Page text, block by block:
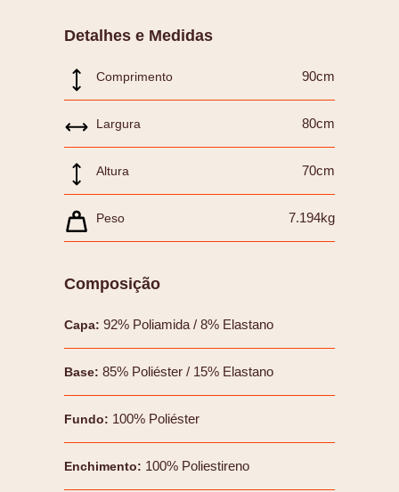
Detalhes e Medidas
Comprimento 90cm
Largura 80cm
Altura 70cm
Peso 7.194kg
Composição
Capa: 92% Poliamida / 8% Elastano
Base: 85% Poliéster / 15% Elastano
Fundo: 100% Poliéster
Enchimento: 100% Poliestireno